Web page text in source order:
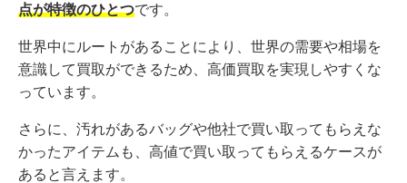
点が特徴のひとつです。
世界中にルートがあることにより、世界の需要や相場を
意識して買取ができるため、高価買取を実現しやすくな
っています。
さらに、汚れがあるバッグや他社で買い取ってもらえな
かったアイテムも、高値で買い取ってもらえるケースが
あると言えます。